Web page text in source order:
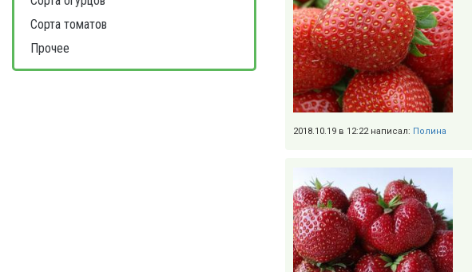
Сорта томатов
Прочее
2018.10.19 в 12:22 написал: Полина